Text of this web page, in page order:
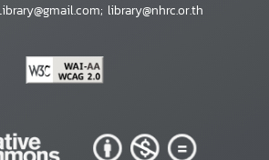
library@nhrc.or.th